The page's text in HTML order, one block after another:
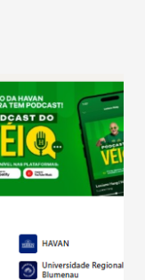
do 13º
já que o
anos recentes.
de 2025, 40% dos
e outros 40%
de
pouco abaixo
não existiam em